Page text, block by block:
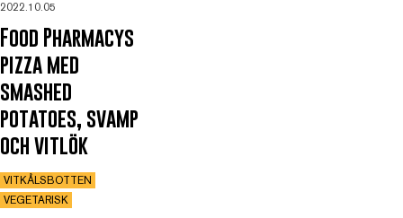
2022.10.05
Food Pharmacys
pizza med
smashed
potatoes, svamp
och vitlök
VITKÅLSBOTTEN
VEGETARISK